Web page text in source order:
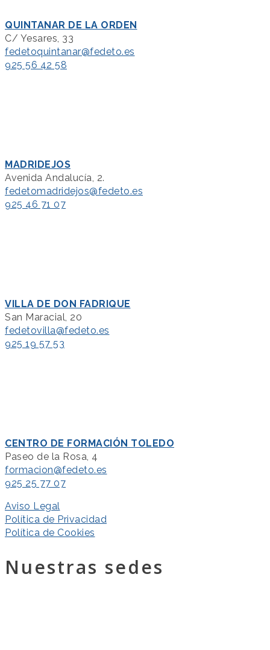
QUINTANAR DE LA ORDEN
C/ Yesares, 33
fedetoquintanar@fedeto.es
925 56 42 58
MADRIDEJOS
Avenida Andalucía, 2.
fedetomadridejos@fedeto.es
925 46 71 07
VILLA DE DON FADRIQUE
San Maracial, 20
fedetovilla@fedeto.es
925 19 57 53
CENTRO DE FORMACIÓN TOLEDO
Paseo de la Rosa, 4
formacion@fedeto.es
925 25 77 07
Aviso Legal
Política de Privacidad
Política de Cookies
Nuestras sedes